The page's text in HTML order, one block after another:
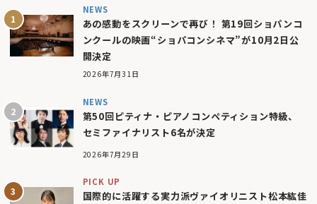
NEWS
あの感動をスクリーンで再び！ 第19回ショパンコ
ンクールの映画“ショパコンシネマ”が10月2日公
開決定
2026年7月31日
NEWS
第50回ピティナ・ピアノコンペティション特級、
セミファイナリスト6名が決定
2026年7月29日
PICK UP
国際的に活躍する実力派ヴァイオリニスト松本紘佳